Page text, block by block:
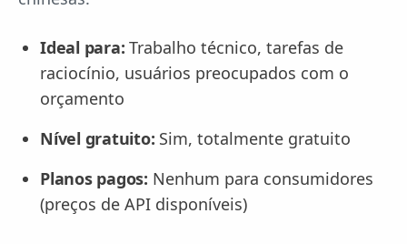
Ideal para: Trabalho técnico, tarefas de
raciocínio, usuários preocupados com o
orçamento
Nível gratuito: Sim, totalmente gratuito
Planos pagos: Nenhum para consumidores
(preços de API disponíveis)